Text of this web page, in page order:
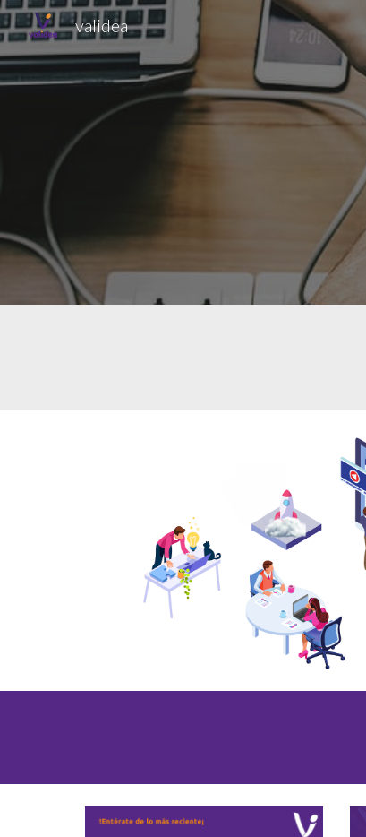
validea